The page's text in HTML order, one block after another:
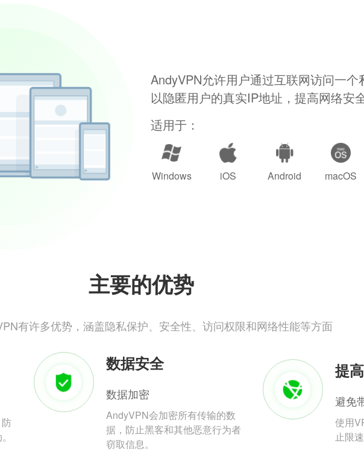
AndyVPN允许用户通过互联网访问一
以隐匿用户的真实IP地址，提高网络安
适用于：
Windows iOS Android macOS
主要的优势
有许多优势，涵盖隐私保护、安全性、访问权限和网络性能等方面
数据安全
数据加密
AndyVPN会加密所有传输的数
据，防止黑客和其他恶意行为者
窃取信息。
提
避免
使用
止限